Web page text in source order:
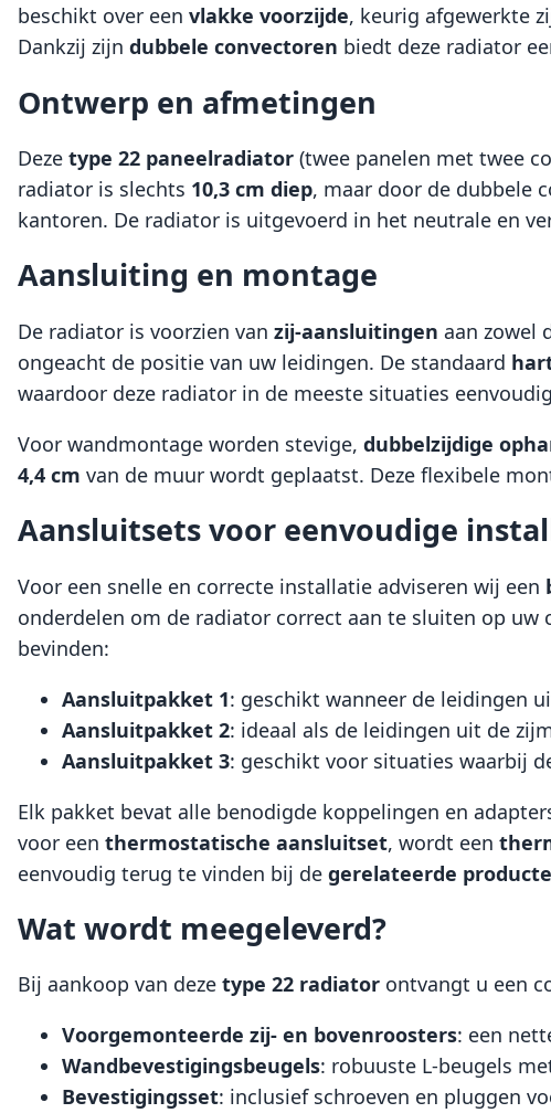
beschikt over een vlakke voorzijde, keurig afgewerkte
Dankzij zijn dubbele convectoren biedt deze radiator
Ontwerp en afmetingen
Deze type 22 paneelradiator (twee panelen met twee
radiator is slechts 10,3 cm diep, maar door de dubbele
kantoren. De radiator is uitgevoerd in het neutrale en
Aansluiting en montage
De radiator is voorzien van zij-aansluitingen aan zowel
ongeacht de positie van uw leidingen. De standaard
waardoor deze radiator in de meeste situaties
Voor wandmontage worden stevige, dubbelzijdige
4,4 cm van de muur wordt geplaatst. Deze flexibele
Aansluitsets voor eenvoudige
Voor een snelle en correcte installatie adviseren wij een
onderdelen om de radiator correct aan te sluiten op
bevinden:
Aansluitpakket 1: geschikt wanneer de leidingen
Aansluitpakket 2: ideaal als de leidingen uit de
Aansluitpakket 3: geschikt voor situaties waarbij
Elk pakket bevat alle benodigde koppelingen en
voor een thermostatische aansluitset, wordt een
eenvoudig terug te vinden bij de gerelateerde
Wat wordt meegeleverd?
Bij aankoop van deze type 22 radiator ontvangt u een
Voorgemonteerde zij- en bovenroosters: een
Wandbevestigingsbeugels: robuuste L-beugels
Bevestigingsset: inclusief schroeven en pluggen